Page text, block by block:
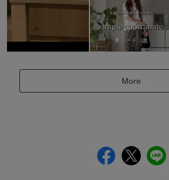
More